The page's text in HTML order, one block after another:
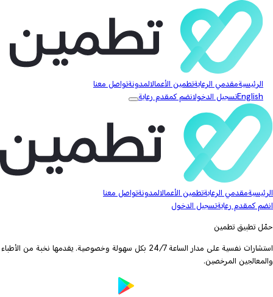
الرئيسيةمقدمي الرعايةتطمين الأعمالالمدونةتواصل معنا
Englishتسجيل الدخولانضم كمقدم رعاية
الرئيسيةمقدمي الرعايةتطمين الأعمالالمدونةتواصل معنا
انضم كمقدم رعايةتسجيل الدخول
حمّل تطبيق تطمين
استشارات نفسية على مدار الساعة 24/7 بكل سهولة وخصوصية. يقدمها نخبة من الأطباء
والمعالجين المرخصين.